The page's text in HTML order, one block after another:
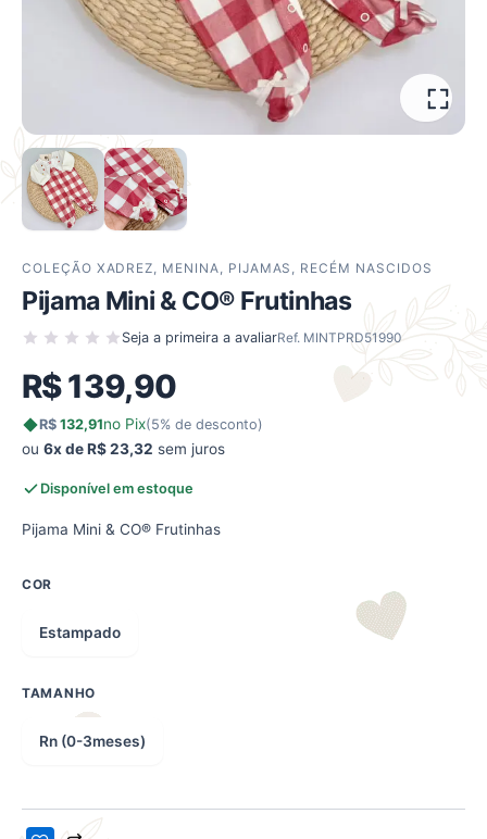
COLEÇÃO XADREZ, MENINA, PIJAMAS , RECÉM NASCIDOS
Pijama Mini & CO® Frutinhas
Seja a primeira a avaliarRef. MINTPRD51990
R$139,90
R$ 132,91no Pix(5% de desconto)
ou 6x de R$ 23,32 sem juros
Disponível em estoque
Pijama Mini & CO® Frutinhas
COR
Estampado
TAMANHO
Rn (0-3meses)